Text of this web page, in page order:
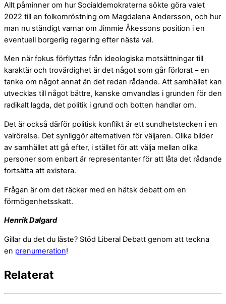
Allt påminner om hur Socialdemokraterna sökte göra valet
2022 till en folkomröstning om Magdalena Andersson, och hur
man nu ständigt varnar om Jimmie Åkessons position i en
eventuell borgerlig regering efter nästa val.
Men när fokus förflyttas från ideologiska motsättningar till
karaktär och trovärdighet är det något som går förlorat – en
tanke om något annat än det redan rådande. Att samhället kan
utvecklas till något bättre, kanske omvandlas i grunden för den
radikalt lagda, det politik i grund och botten handlar om.
Det är också därför politisk konflikt är ett sundhetstecken i en
valrörelse. Det synliggör alternativen för väljaren. Olika bilder
av samhället att gå efter, i stället för att välja mellan olika
personer som enbart är representanter för att låta det rådande
fortsätta att existera.
Frågan är om det räcker med en hätsk debatt om en
förmögenhetsskatt.
Henrik Dalgard
Gillar du det du läste? Stöd Liberal Debatt genom att teckna
en prenumeration!
Relaterat